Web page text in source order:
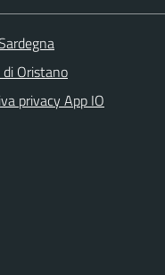
Oristano
privacy App IO